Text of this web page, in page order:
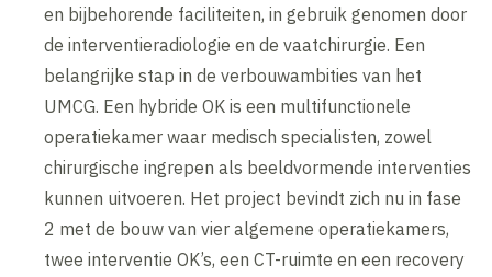
en bijbehorende faciliteiten, in gebruik genomen door
de interventieradiologie en de vaatchirurgie. Een
belangrijke stap in de verbouwambities van het
UMCG. Een hybride OK is een multifunctionele
operatiekamer waar medisch specialisten, zowel
chirurgische ingrepen als beeldvormende interventies
kunnen uitvoeren. Het project bevindt zich nu in fase
2 met de bouw van vier algemene operatiekamers,
twee interventie OK’s, een CT-ruimte en een recovery